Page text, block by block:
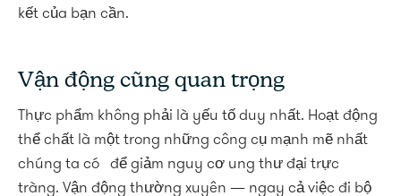
kết của bạn cần.
Vận động cũng quan trọng
Thực phẩm không phải là yếu tố duy nhất. Hoạt động
thể chất là một trong những công cụ mạnh mẽ nhất
chúng ta có để giảm nguy cơ ung thư đại trực
tràng. Vận động thường xuyên — ngay cả việc đi bộ